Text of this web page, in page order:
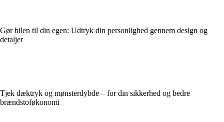
Gør bilen til din egen: Udtryk din personlighed gennem design og
detaljer
Tjek dæktryk og mønsterdybde – for din sikkerhed og bedre
brændstoføkonomi